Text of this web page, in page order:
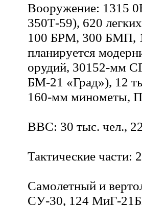
Вооружение: 1315
350Т-59), 620
100 БРМ, 300 БМП,
планируется
орудий, 30152-мм
БМ-21 «Град»), 12
160-мм минометы,
ВВС: 30 тыс. чел.,
Тактические части:
Самолетный и
СУ-30, 124 МиГ-